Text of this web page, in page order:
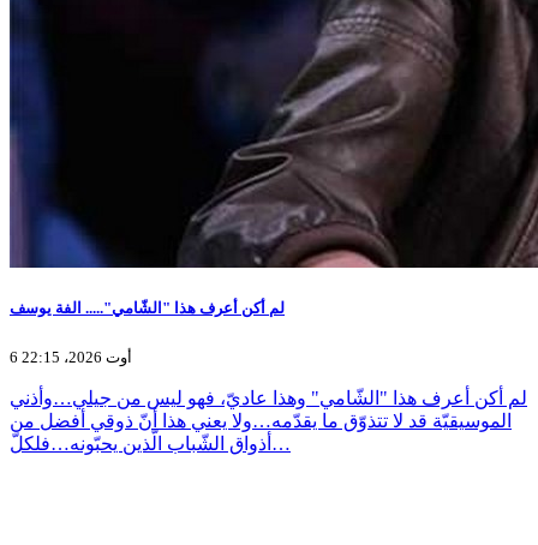
لم أكن أعرف هذا "الشّامي"..... الفة يوسف
6 أوت 2026، 22:15
لم أكن أعرف هذا "الشّامي" وهذا عاديّ، فهو ليس من جيلي…وأذني
الموسيقيّة قد لا تتذوّق ما يقدّمه…ولا يعني هذا أنّ ذوقي أفضل من
أذواق الشّباب الّذين يحبّونه…فلكلّ…